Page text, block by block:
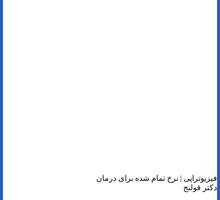
فیزیوتراپی | نرخ تمام شده برای درمان
دکتر قولنج